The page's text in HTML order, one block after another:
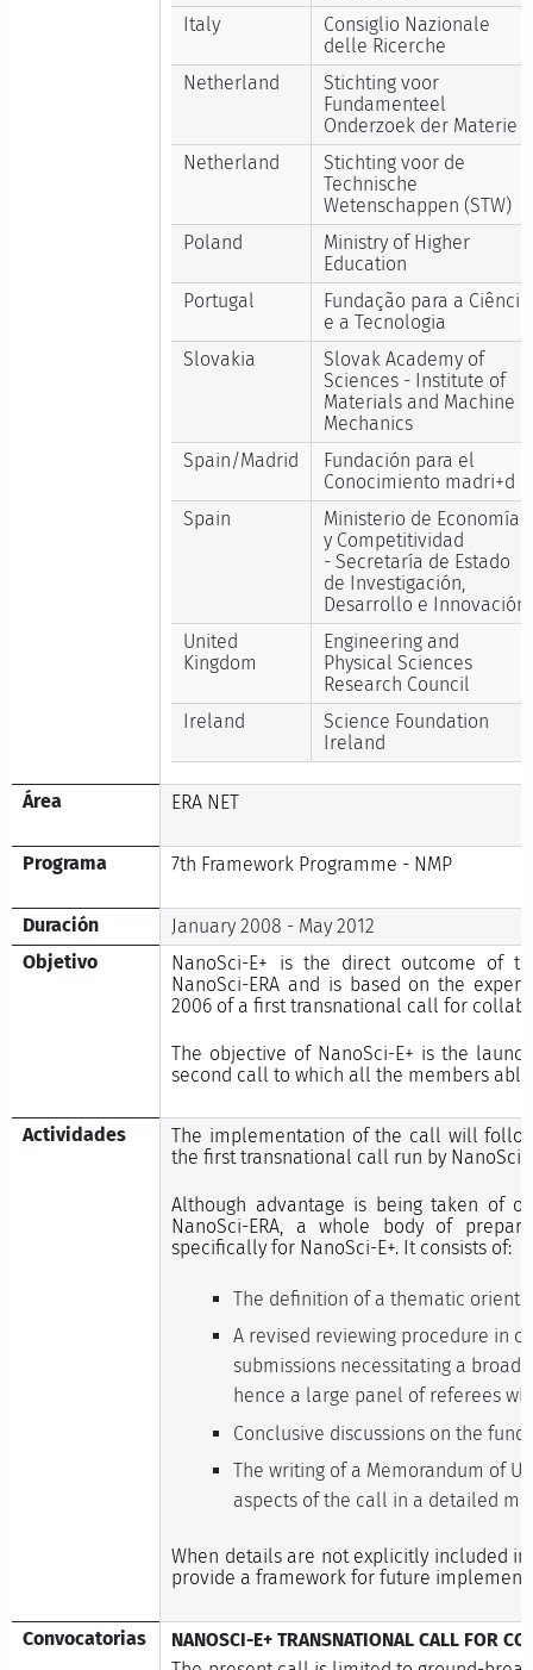
Italy
Consiglio Nazionale
delle Ricerche
Netherland
Stichting voor
Fundamenteel
Onderzoek der Materie
Netherland
Stichting voor de
Technische
Wetenschappen (STW)
Poland
Ministry of Higher
Education
Portugal
Fundação para a Ciência
e a Tecnologia
Slovakia
Slovak Academy of
Sciences - Institute of
Materials and Machine
Mechanics
Spain/Madrid
Fundación para el
Conocimiento madri+d
Spain
Ministerio de Economía
y Competitividad
- Secretaría de Estado
de Investigación,
Desarrollo e Innovación
United
Kingdom
Engineering and
Physical Sciences
Research Council
Ireland
Science Foundation
Ireland
Área ERA NET
Programa 7th Framework Programme - NMP
Duración
January 2008 - May 2012
Objetivo
NanoSci-E+ is the direct outcome of
NanoSci-ERA and is based on the
2006 of a first transnational call for
The objective of NanoSci-E+ is the
second call to which all the members
Actividades
The implementation of the call will
the first transnational call run by NanoSci-
Although advantage is being taken of
NanoSci-ERA, a whole body of
specifically for NanoSci-E+. It consists of:
The definition of a thematic
A revised reviewing procedure in
submissions necessitating a
hence a large panel of referees
Conclusive discussions on the
The writing of a Memorandum of
aspects of the call in a detailed
When details are not explicitly included
provide a framework for future
Convocatorias
NANOSCI-E+ TRANSNATIONAL CALL FOR